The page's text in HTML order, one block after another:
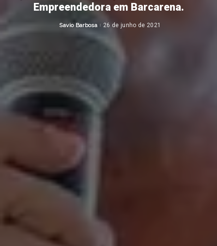
Empreendedora em Barcarena.
Posted
Savio Barbosa 26 de junho de 2021